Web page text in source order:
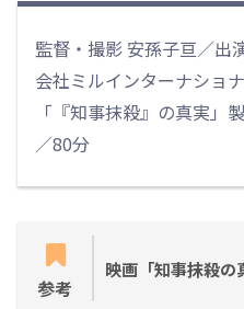
監督・撮影 安孫子亘／
会社ミルインターナショ
「『知事抹殺』の真実」
／80分
参考
映画「知事抹殺の